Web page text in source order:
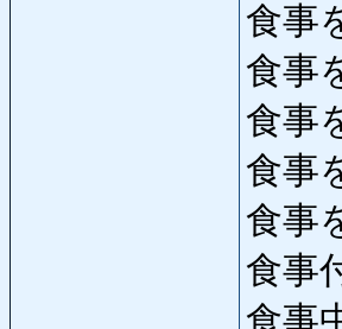
食事
食事
食事
食事
食事
食事